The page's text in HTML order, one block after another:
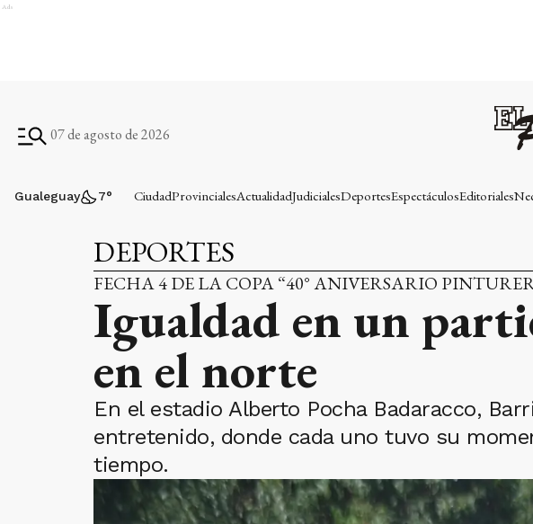
Ads
07 de agosto de 2026
Gualeguay 7° CiudadProvincialesActualidadJudicialesDeportesEspectáculosEditoriales
DEPORTES
FECHA 4 DE LA COPA “40° ANIVERSARIO
Igualdad en un
en el norte
En el estadio Alberto Pocha Badaracco,
entretenido, donde cada uno tuvo su
tiempo.